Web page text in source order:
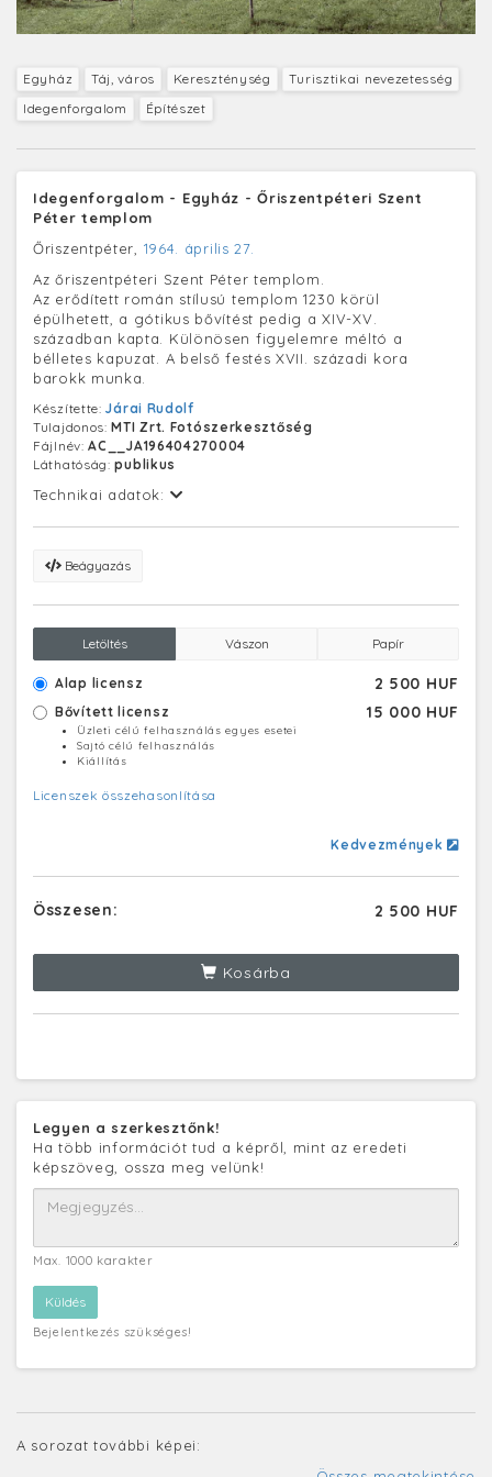
Egyház Táj, város Kereszténység
Turisztikai nevezetesség
Idegenforgalom
Építészet
Idegenforgalom - Egyház - Őriszentpéteri Szent
Péter templom
Őriszentpéter, 1964. április 27.
Az őriszentpéteri Szent Péter templom.
Az erődített román stílusú templom 1230 körül
épülhetett, a gótikus bővítést pedig a XIV-XV.
században kapta. Különösen figyelemre méltó a
bélletes kapuzat. A belső festés XVII. századi kora
barokk munka.
Készítette:Járai Rudolf
Tulajdonos:MTI Zrt. Fotószerkesztőség
Fájlnév:AC__JA196404270004
Láthatóság:publikus
Technikai adatok:
Beágyazás
Letöltés Vászon Papír
Alap licensz 2 500 HUF
Bővített licensz 15 000 HUF
Üzleti célú felhasználás egyes esetei
Sajtó célú felhasználás
Kiállítás
Licenszek összehasonlítása
Kedvezmények
Összesen: 2 500 HUF
Kosárba
Legyen a szerkesztőnk!
Ha több információt tud a képről, mint az eredeti
képszöveg, ossza meg velünk!
Max. 1000 karakter
Bejelentkezés szükséges!
A sorozat további képei: